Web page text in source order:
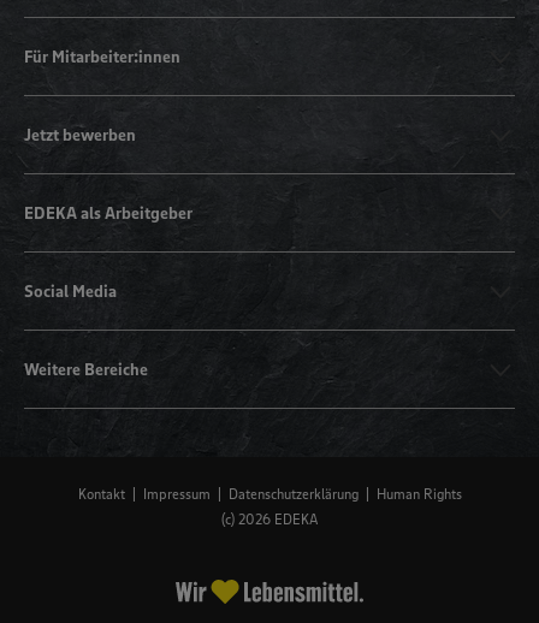
Für Mitarbeiter:innen
Jetzt bewerben
EDEKA als Arbeitgeber
Social Media
Weitere Bereiche
Kontakt Impressum Datenschutzerklärung
Human Rights
(c) 2026 EDEKA